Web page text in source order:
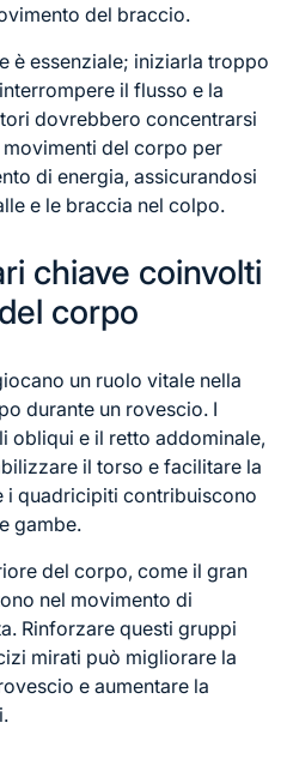
del braccio.
è essenziale; iniziarla troppo
il flusso e la
dovrebbero concentrarsi
del corpo per
di energia, assicurandosi
e le braccia nel colpo.
chiave coinvolti
corpo
un ruolo vitale nella
durante un rovescio. I
obliqui e il retto addominale,
il torso e facilitare la
i quadricipiti contribuiscono
gambe.
del corpo, come il gran
nel movimento di
Rinforzare questi gruppi
mirati può migliorare la
e aumentare la